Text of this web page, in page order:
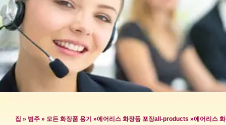
집 » 범주 » 모든 화장품 용기 »에어리스 화장품 포장all-products »에어리스